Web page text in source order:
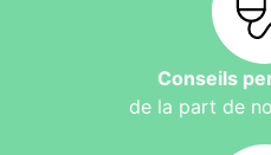
Conseils
de la part de